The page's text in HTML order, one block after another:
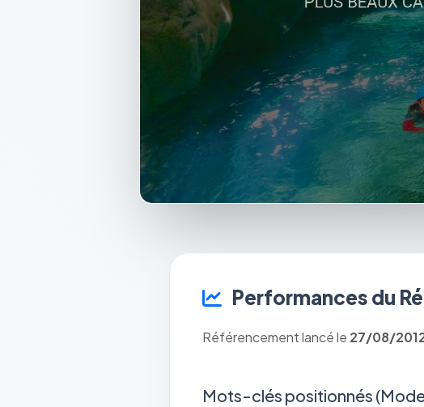
Performances du
Référencement lancé le 27/08/
Mots-clés positionnés